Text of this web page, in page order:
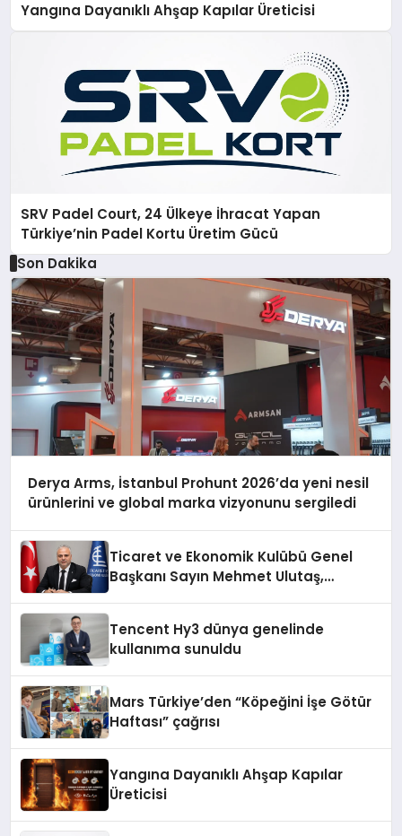
Yangına Dayanıklı Ahşap Kapılar Üreticisi
SRV Padel Court, 24 Ülkeye İhracat Yapan
Türkiye’nin Padel Kortu Üretim Gücü
Son Dakika
Derya Arms, İstanbul Prohunt 2026’da yeni nesil
ürünlerini ve global marka vizyonunu sergiledi
Ticaret ve Ekonomik Kulübü Genel
Başkanı Sayın Mehmet Ulutaş,
Tencent Hy3 dünya genelinde
kullanıma sunuldu
Mars Türkiye’den “Köpeğini İşe Götür
Haftası” çağrısı
Yangına Dayanıklı Ahşap Kapılar
Üreticisi